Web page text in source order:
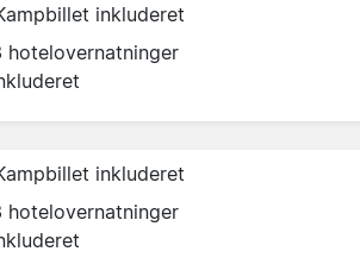
inkluderet
hotelovernatninger
inkluderet
hotelovernatninger